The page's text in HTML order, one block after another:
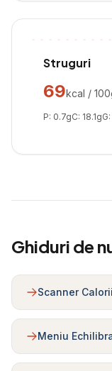
Struguri
69kcal /
P: 0.7gC: 18.1gG:
Ghiduri de
Scanner
Meniu